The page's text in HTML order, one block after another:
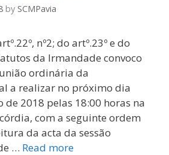
by SCMPavia
nº2; do artº.23º e do
da Irmandade convoco
ordinária da
a realizar no próximo dia
de 2018 pelas 18:00 horas na
com a seguinte ordem
da acta da sessão
… Read more